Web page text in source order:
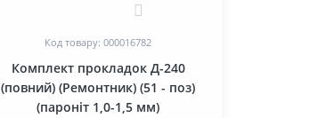
0
Код товару: 000016782
Комплект прокладок Д-240
(повний) (Ремонтник) (51 - поз)
(пароніт 1,0-1,5 мм)